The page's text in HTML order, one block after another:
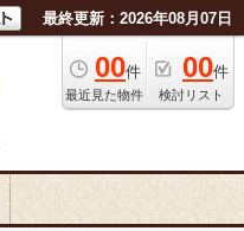
最終更新：2026年08月07日
00件
最近見た物件
00件
検討リスト